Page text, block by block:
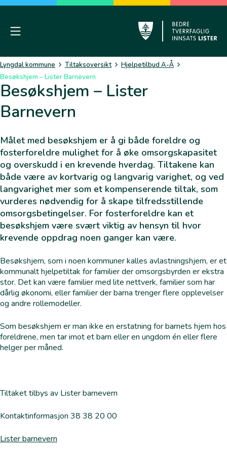
Skip
contentMobile Menu
Lyngdal
Lyngdal kommune Tiltaksoversikt
Hjelpetilbud A-Å
Besøkshjem – Lister Barnevern
Besøkshjem – Lister
Barnevern
Målet med besøkshjem er å gi både foreldre og
fosterforeldre mulighet for å øke omsorgskapasitet
og overskudd i en krevende hverdag. Tiltakene kan
både være av kortvarig og langvarig varighet, og ved
langvarighet mer som et kompenserende tiltak, som
vurderes nødvendig for å skape tilfredsstillende
omsorgsbetingelser. For fosterforeldre kan et
besøkshjem være svært viktig av hensyn til hvor
krevende oppdrag noen ganger kan være.
Besøkshjem, som i noen kommuner kalles avlastningshjem, er et
kommunalt hjelpetiltak for familier der omsorgsbyrden er ekstra
stor. Det kan være familier med lite nettverk, familier som har
dårlig økonomi, eller familier der barna trenger flere opplevelser
og andre rollemodeller.
Som besøkshjem er man ikke en erstatning for barnets hjem hos
foreldrene, men tar imot et barn eller en ungdom én eller flere
helger per måned.
Tiltaket tilbys av Lister barnevern
Kontaktinformasjon 38 38 20 00
Lister barnevern